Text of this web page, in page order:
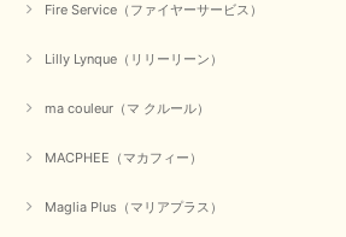
元旦早々にお買い物したものが翌日発送完了、4
すが、迅速なご対応に感謝致します。ありがとう
Fire Service（ファイヤーサービス）
Lilly Lynque（リリーリーン）
ma couleur（マ クルール）
MACPHEE（マカフィー）
Maglia Plus（マリアプラス）